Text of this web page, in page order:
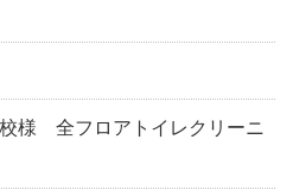
様 全フロアトイレクリーニ